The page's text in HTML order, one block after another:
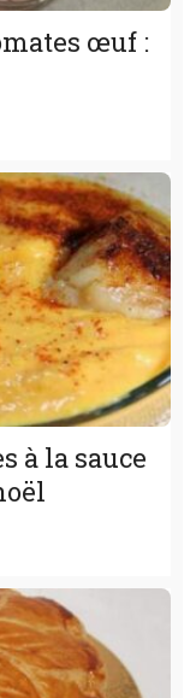
œuf :
à la sauce